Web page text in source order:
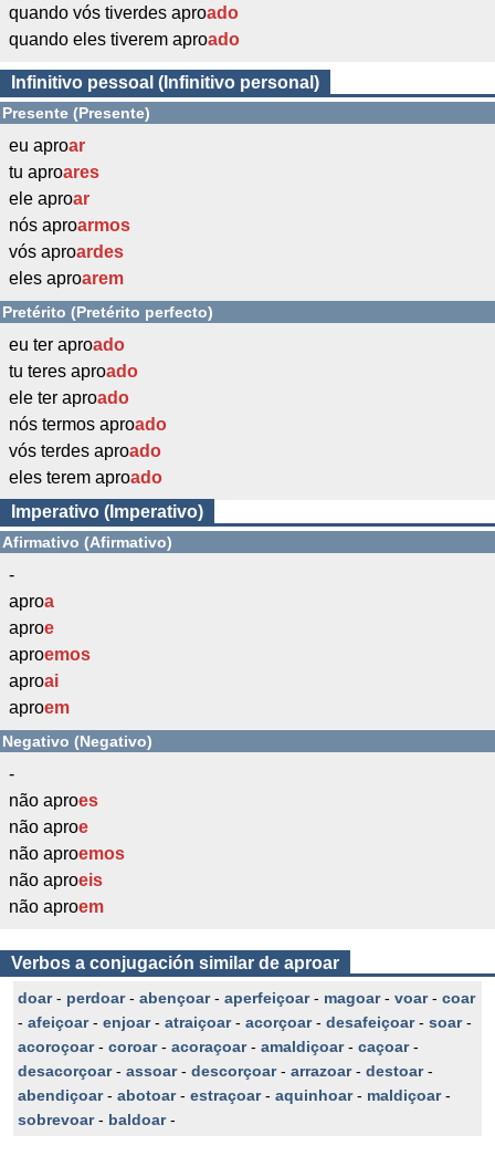
quando vós tiverdes aproado
quando eles tiverem aproado
Infinitivo pessoal (Infinitivo personal)
Presente (Presente)
eu aproar
tu aproares
ele aproar
nós aproarmos
vós aproardes
eles aproarem
Pretérito (Pretérito perfecto)
eu ter aproado
tu teres aproado
ele ter aproado
nós termos aproado
vós terdes aproado
eles terem aproado
Imperativo (Imperativo)
Afirmativo (Afirmativo)
-
aproa
aproe
aproemos
aproai
aproem
Negativo (Negativo)
-
não aproes
não aproe
não aproemos
não aproeis
não aproem
Verbos a conjugación similar de aproar
doar- perdoar- abençoar- aperfeiçoar- magoar- voar- coar
- afeiçoar- enjoar- atraiçoar- acorçoar- desafeiçoar- soar-
acoroçoar- coroar- acoraçoar- amaldiçoar- caçoar-
desacorçoar- assoar- descorçoar- arrazoar- destoar-
abendiçoar- abotoar- estraçoar- aquinhoar- maldiçoar-
sobrevoar- baldoar-